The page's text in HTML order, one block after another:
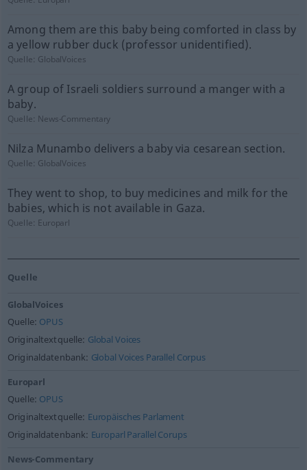
Among them are this baby being comforted in class by
a yellow rubber duck (professor unidentified).
Quelle: GlobalVoices
A group of Israeli soldiers surround a manger with a
baby.
Quelle: News-Commentary
Nilza Munambo delivers a baby via cesarean section.
Quelle: GlobalVoices
They went to shop, to buy medicines and milk for the
babies, which is not available in Gaza.
Quelle: Europarl
Quelle
GlobalVoices
Quelle: OPUS
Originaltextquelle: Global Voices
Originaldatenbank: Global Voices Parallel Corpus
Europarl
Quelle: OPUS
Originaltextquelle: Europäisches Parlament
Originaldatenbank: Europarl Parallel Corups
News-Commentary